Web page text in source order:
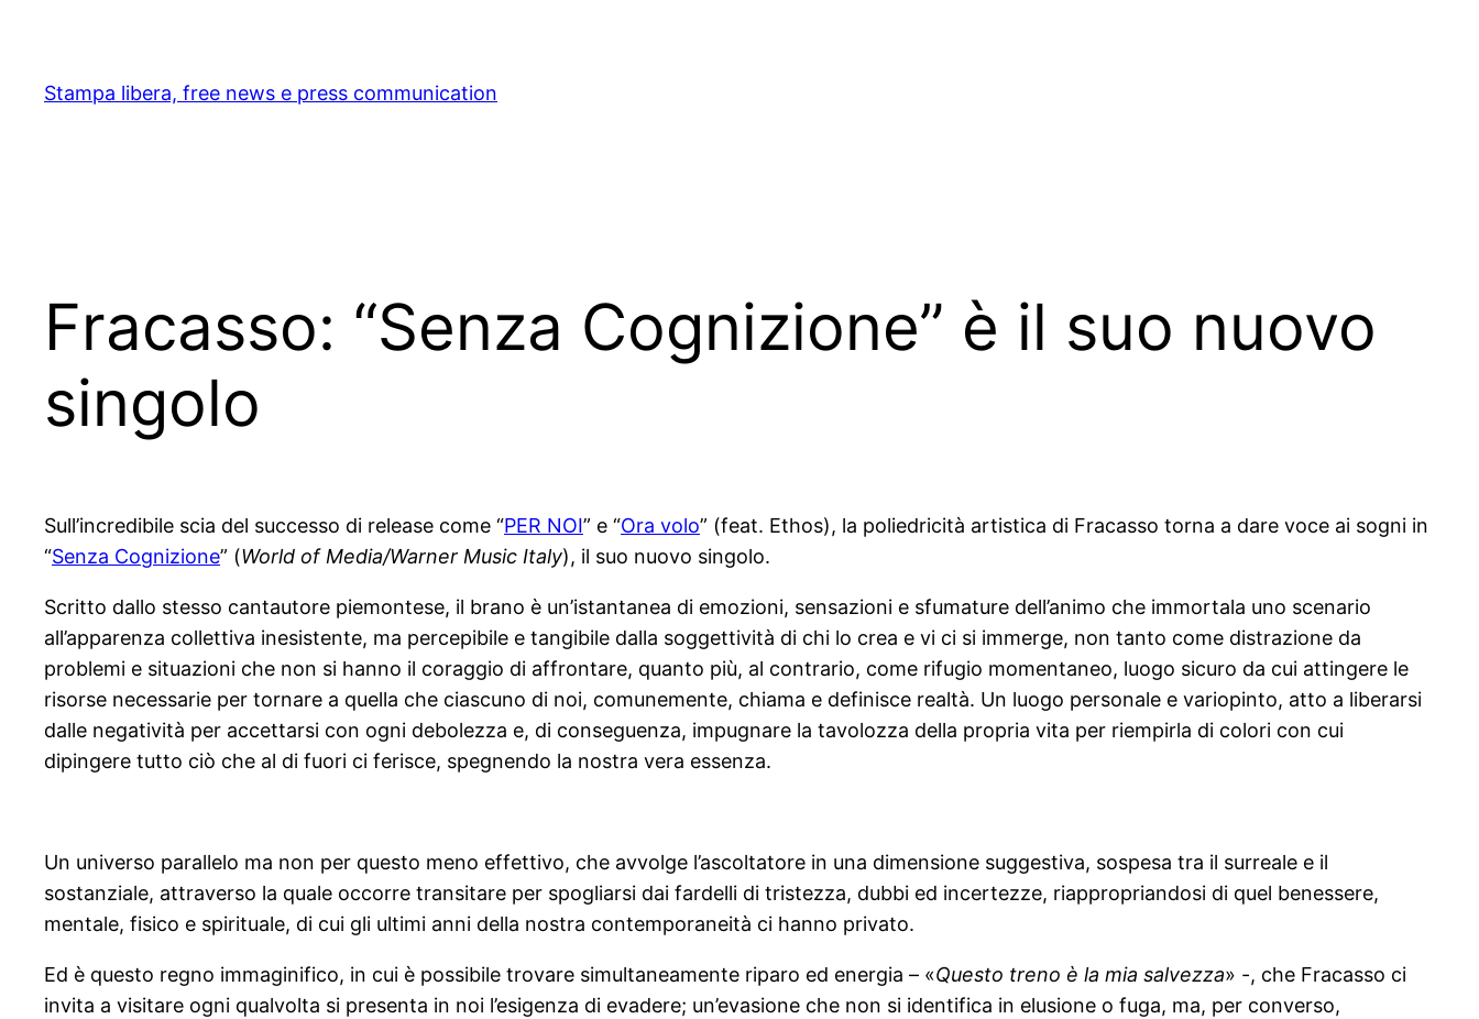
content
Stampa libera, free news e press communication
Fracasso: “Senza Cognizione” è il suo nuovo
singolo
Sull’incredibile scia del successo di release come “PER NOI” e “Ora volo” (feat. Ethos), la poliedricità artistica di Fracasso torna a dare voce ai sogni in
“Senza Cognizione” (World of Media/Warner Music Italy), il suo nuovo singolo.
Scritto dallo stesso cantautore piemontese, il brano è un’istantanea di emozioni, sensazioni e sfumature dell’animo che immortala uno scenario
all’apparenza collettiva inesistente, ma percepibile e tangibile dalla soggettività di chi lo crea e vi ci si immerge, non tanto come distrazione da
problemi e situazioni che non si hanno il coraggio di affrontare, quanto più, al contrario, come rifugio momentaneo, luogo sicuro da cui attingere le
risorse necessarie per tornare a quella che ciascuno di noi, comunemente, chiama e definisce realtà. Un luogo personale e variopinto, atto a liberarsi
dalle negatività per accettarsi con ogni debolezza e, di conseguenza, impugnare la tavolozza della propria vita per riempirla di colori con cui
dipingere tutto ciò che al di fuori ci ferisce, spegnendo la nostra vera essenza.
Un universo parallelo ma non per questo meno effettivo, che avvolge l’ascoltatore in una dimensione suggestiva, sospesa tra il surreale e il
sostanziale, attraverso la quale occorre transitare per spogliarsi dai fardelli di tristezza, dubbi ed incertezze, riappropriandosi di quel benessere,
mentale, fisico e spirituale, di cui gli ultimi anni della nostra contemporaneità ci hanno privato.
Ed è questo regno immaginifico, in cui è possibile trovare simultaneamente riparo ed energia – «Questo treno è la mia salvezza» -, che Fracasso ci
invita a visitare ogni qualvolta si presenta in noi l’esigenza di evadere; un’evasione che non si identifica in elusione o fuga, ma, per converso,